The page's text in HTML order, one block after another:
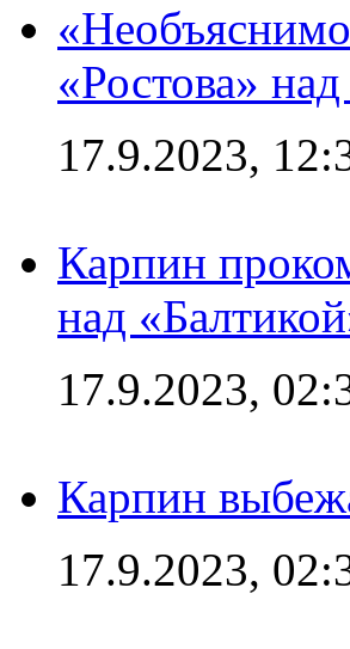
«Ростова»
17.9.2023,
Карпин
над
17.9.2023,
Карпин
17.9.2023,